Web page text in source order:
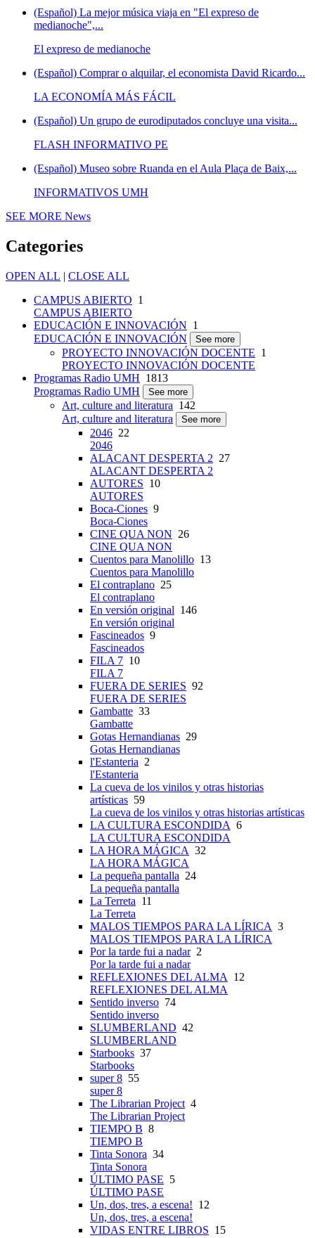
(Español) La mejor música viaja en "El expreso de
medianoche",...
El expreso de medianoche
(Español) Comprar o alquilar, el economista David Ricardo...
LA ECONOMÍA MÁS FÁCIL
(Español) Un grupo de eurodiputados concluye una visita...
FLASH INFORMATIVO PE
(Español) Museo sobre Ruanda en el Aula Plaça de Baix,...
INFORMATIVOS UMH
SEE MORE News
Categories
OPEN ALL | CLOSE ALL
CAMPUS ABIERTO 1
CAMPUS ABIERTO
EDUCACIÓN E INNOVACIÓN 1
EDUCACIÓN E INNOVACIÓN
See more
PROYECTO INNOVACIÓN DOCENTE 1
PROYECTO INNOVACIÓN DOCENTE
Programas Radio UMH 1813
Programas Radio UMH
See more
Art, culture and literatura 142
Art, culture and literatura
See more
2046 22
2046
ALACANT DESPERTA 2 27
ALACANT DESPERTA 2
AUTORES 10
AUTORES
Boca-Ciones 9
Boca-Ciones
CINE QUA NON 26
CINE QUA NON
Cuentos para Manolillo 13
Cuentos para Manolillo
El contraplano 25
El contraplano
En versión original 146
En versión original
Fascineados 9
Fascineados
FILA 7 10
FILA 7
FUERA DE SERIES 92
FUERA DE SERIES
Gambatte 33
Gambatte
Gotas Hernandianas 29
Gotas Hernandianas
l'Estanteria 2
l'Estanteria
La cueva de los vinilos y otras historias
artísticas 59
La cueva de los vinilos y otras historias artísticas
LA CULTURA ESCONDIDA 6
LA CULTURA ESCONDIDA
LA HORA MÁGICA 32
LA HORA MÁGICA
La pequeña pantalla 24
La pequeña pantalla
La Terreta 11
La Terreta
MALOS TIEMPOS PARA LA LÍRICA 3
MALOS TIEMPOS PARA LA LÍRICA
Por la tarde fui a nadar2
Por la tarde fui a nadar
REFLEXIONES DEL ALMA
12
REFLEXIONES DEL ALMA
Sentido inverso 74
Sentido inverso
SLUMBERLAND 42
SLUMBERLAND
Starbooks 37
Starbooks
super 8 55
super 8
The Librarian Project 4
The Librarian Project
TIEMPO B 8
TIEMPO B
Tinta Sonora 34
Tinta Sonora
ÚLTIMO PASE 5
ÚLTIMO PASE
Un, dos, tres, a escena! 12
Un, dos, tres, a escena!
VIDAS ENTRE LIBROS 15